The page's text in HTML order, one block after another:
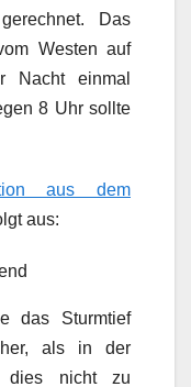
Das
Westen auf
Nacht einmal
8 Uhr sollte
aus dem
aus:
das Sturmtief
als in der
dies nicht zu